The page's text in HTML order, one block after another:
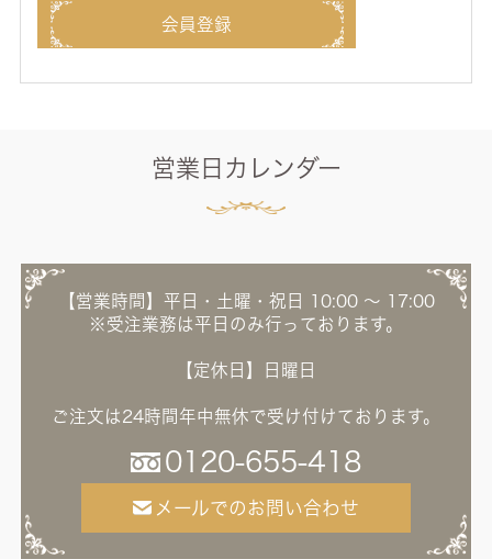
会員登録
営業日カレンダー
【営業時間】平日・土曜・祝日 10:00 ～ 17:00
※受注業務は平日のみ行っております。
【定休日】日曜日
ご注文は24時間年中無休で受け付けております。
0120-655-418
メールでのお問い合わせ